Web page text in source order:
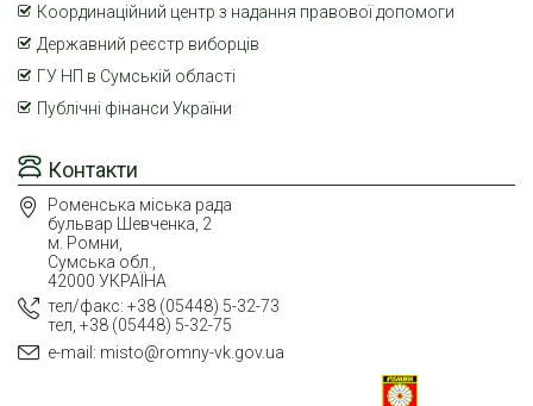
Контакти
Роменська міська рада
бульвар Шевченка, 2
м. Ромни,
Сумська обл.,
42000 УКРАЇНА
тел/факс: +38 (05448) 5-32-73
тел, +38 (05448) 5-32-75
e-mail: misto@romny-vk.gov.ua
Координаційний центр з надання правової допомоги
Державний реєстр виборців
ГУ НП в Сумській області
Публічні фінанси України